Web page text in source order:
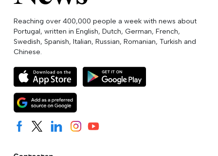
Reaching over 400,000 people a week with news about
Portugal, written in English, Dutch, German, French,
Swedish, Spanish, Italian, Russian, Romanian, Turkish and
Chinese.